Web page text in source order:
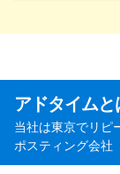
アドタイムと
当社は東京でリピ
ポスティング会社